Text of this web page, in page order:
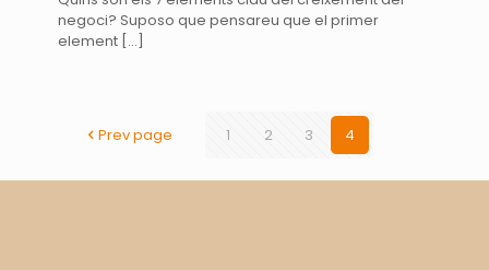
negoci? Suposo que pensareu que el primer
element […]
Prev page 1 2 3 4